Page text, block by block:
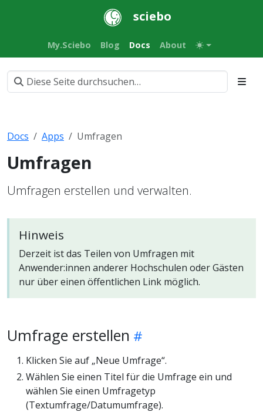
sciebo
My.Sciebo Blog Docs About
Docs Apps Umfragen
Umfragen
Umfragen erstellen und verwalten.
Hinweis
Derzeit ist das Teilen von Umfragen mit
Anwender:innen anderer Hochschulen oder Gästen
nur über einen öffentlichen Link möglich.
Umfrage erstellen
Klicken Sie auf „Neue Umfrage“.
Wählen Sie einen Titel für die Umfrage ein und
wählen Sie einen Umfragetyp
(Textumfrage/Datumumfrage).